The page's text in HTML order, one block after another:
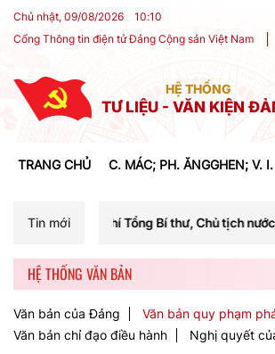
Chủ nhật, 09/08/2026 10:10
Cổng Thông tin điện tử Đảng Cộng sản Việt Nam
HỆ THỐNG
TƯ LIỆU - VĂN KIỆN
TRANG CHỦ C. MÁC; PH. ĂNGGHEN; V.
Tin mới
Tổng Bí thư, Chủ tịch nước Tô Lâm khai
HỆ THỐNG VĂN BẢN
Văn bản của Đảng
Văn bản quy phạm
Văn bản chỉ đạo điều hành
Nghị quyết